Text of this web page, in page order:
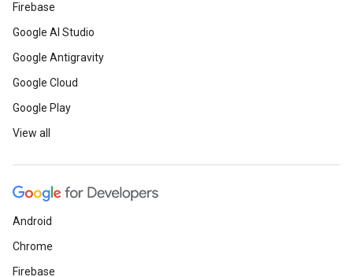
Firebase
Google AI Studio
Google Antigravity
Google Cloud
Google Play
View all
Android
Chrome
Firebase